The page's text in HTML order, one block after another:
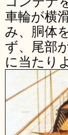
車輪が横
み、胴体
ず、尾部
に当たり